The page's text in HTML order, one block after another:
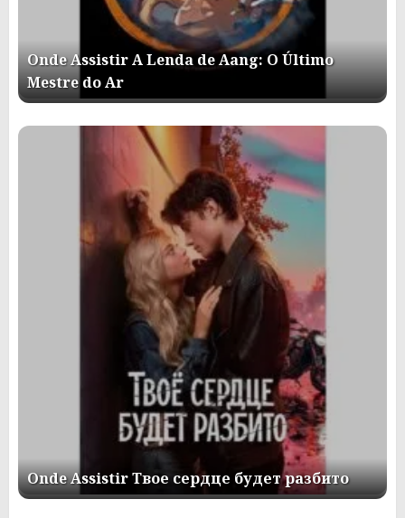
Onde Assistir A Lenda de Aang: O Último
Mestre do Ar
Onde Assistir Твое сердце будет разбито